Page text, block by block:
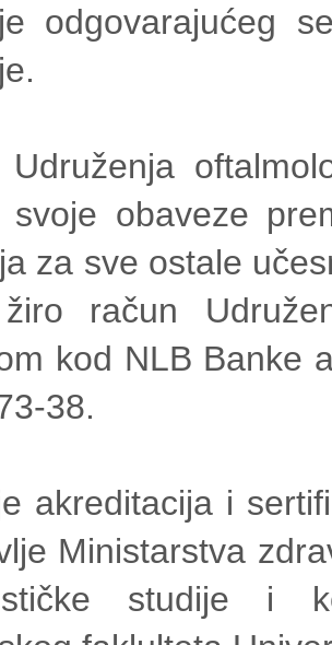
odgovarajućeg
Udruženja
svoje obaveze
za sve ostale
račun
kod NLB Banke
38.
akreditacija i
Ministarstva
studije i